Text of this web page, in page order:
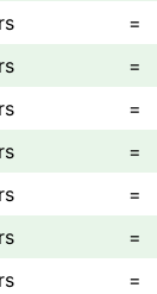
=
=
=
=
=
=
=